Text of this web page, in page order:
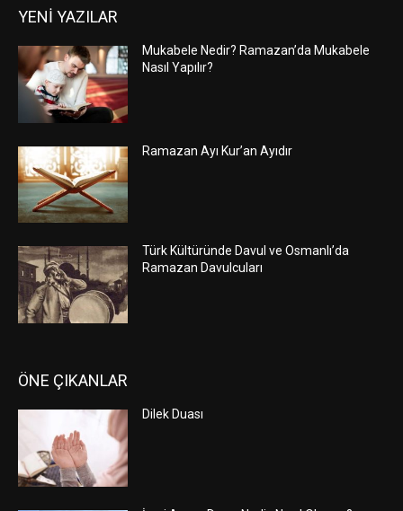
YENİ YAZILAR
Mukabele Nedir? Ramazan’da Mukabele
Nasıl Yapılır?
Ramazan Ayı Kur’an Ayıdır
Türk Kültüründe Davul ve Osmanlı’da
Ramazan Davulcuları
ÖNE ÇIKANLAR
Dilek Duası